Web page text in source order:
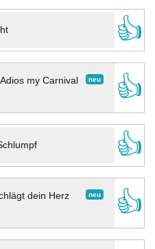
👍
neu
Adios my Carnival
👍
👍
neu
dein Herz
👍